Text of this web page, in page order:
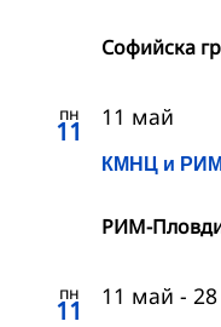
Софийска
пн
11
КМНЦ и
11 май
РИМ-
пн
11 11 май -